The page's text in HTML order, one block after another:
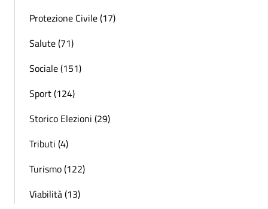
Protezione Civile (17)
Salute (71)
Sociale (151)
Sport (124)
Storico Elezioni (29)
Tributi (4)
Turismo (122)
Viabilità (13)